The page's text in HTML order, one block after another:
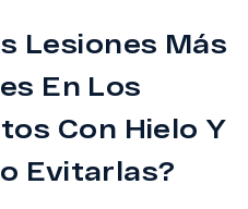
Lesiones Más
En Los
Con Hielo Y
Evitarlas?